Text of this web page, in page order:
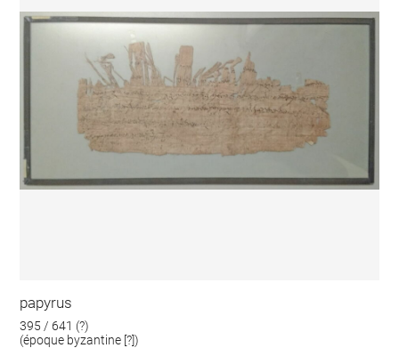
papyrus
395 / 641 (?)
(époque byzantine [?])